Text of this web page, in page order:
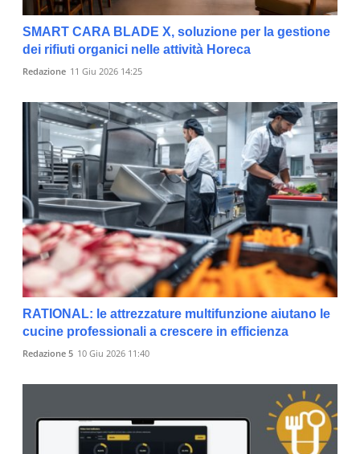
SMART CARA BLADE X, soluzione per la gestione
dei rifiuti organici nelle attività Horeca
Redazione 11 Giu 2026 14:25
RATIONAL: le attrezzature multifunzione aiutano le
cucine professionali a crescere in efficienza
Redazione 5 10 Giu 2026 11:40